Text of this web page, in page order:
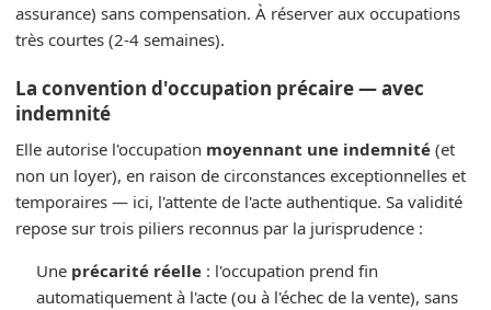
assurance) sans compensation. À réserver aux occupations
très courtes (2-4 semaines).
La convention d'occupation précaire — avec
indemnité
Elle autorise l'occupation moyennant une indemnité (et
non un loyer), en raison de circonstances exceptionnelles et
temporaires — ici, l'attente de l'acte authentique. Sa validité
repose sur trois piliers reconnus par la jurisprudence :
Une précarité réelle: l'occupation prend fin
automatiquement à l'acte (ou à l'échec de la vente), sans